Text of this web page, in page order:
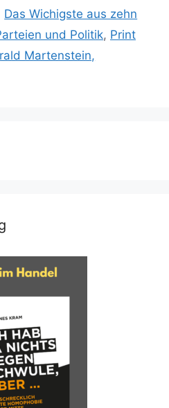
Das Wichigste aus zehn
und Politik, Print
Martenstein,